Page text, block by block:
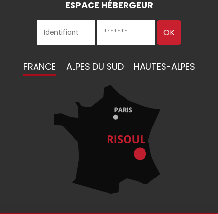
ESPACE HÉBERGEUR
FRANCE ALPES DU SUD HAUTES-ALPES